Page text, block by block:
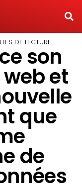
DE LECTURE
son
et
que
de